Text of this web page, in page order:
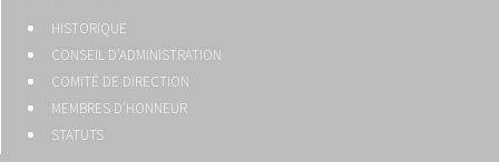
HISTORIQUE
CONSEIL D’ADMINISTRATION
COMITÉ DE DIRECTION
MEMBRES D’HONNEUR
STATUTS